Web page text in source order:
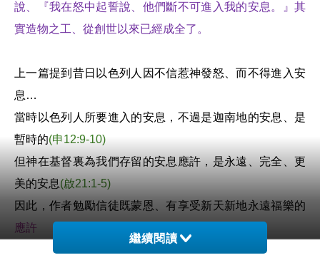
說、『我在怒中起誓說、他們斷不可進入我的安息。』其
實造物之工、從創世以來已經成全了。
上一篇提到昔日以色列人因不信惹神發怒、而不得進入安
息 …
當時以色列人所要進入的安息，不過是迦南地的安息、是
暫時的(申12:9-10)
但神在基督裏為我們存留的安息應許，是永遠、完全、更
美的安息(啟21:1-5)
因此，作者勉勵信徒既蒙恩、有享受新天新地永遠福樂的
應許
就當〝畏懼〞，
繼續閱讀